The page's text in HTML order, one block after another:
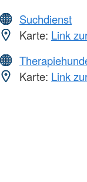
Suchdienst
Karte: Link
Karte: Link